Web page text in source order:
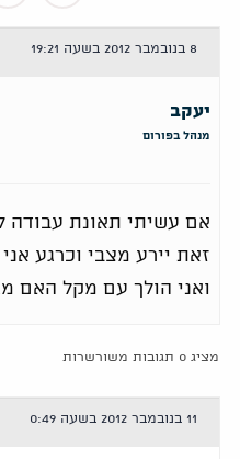
8 בנובמבר 2012 בשעה 19:21
יעקב
מנהל בפורום
אם עשיתי תאונת עבודה
זאת יירע מצבי וכרגע
ואני הולך עם מקל האם
מציג 0 תגובות משורשרות
11 בנובמבר 2012 בשעה 0:49